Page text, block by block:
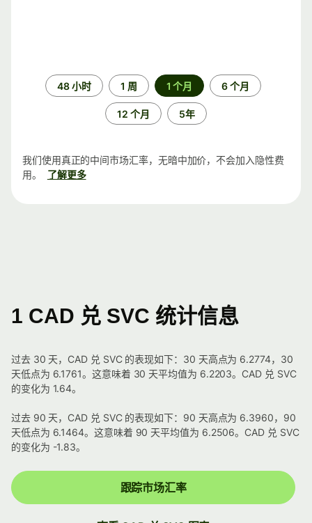
48 小时 1 周 1 个月 6 个月
12 个月 5年
我们使用真正的中间市场汇率，无暗中加价，不会加入隐性费
用。
了解更多
1 CAD 兑 SVC 统计信息
过去 30 天，CAD 兑 SVC 的表现如下：30 天高点为 6.2774，30
天低点为 6.1761。这意味着 30 天平均值为 6.2203。CAD 兑 SVC
的变化为 1.64。
过去 90 天，CAD 兑 SVC 的表现如下：90 天高点为 6.3960，90
天低点为 6.1464。这意味着 90 天平均值为 6.2506。CAD 兑 SVC
的变化为 -1.83。
跟踪市场汇率